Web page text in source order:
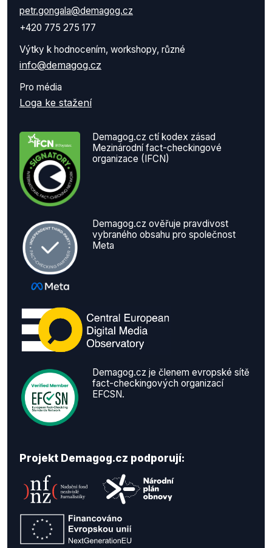
petr.gongala@demagog.cz
+420 775 275 177
Výtky k hodnocením, workshopy, různé
info@demagog.cz
Pro média
Loga ke stažení
Demagog.cz ctí kodex zásad
Mezinárodní fact-checkingové
organizace (IFCN)
Demagog.cz ověřuje pravdivost
vybraného obsahu pro společnost
Meta
Demagog.cz je členem evropské sítě
fact-checkingových organizací
EFCSN.
Projekt Demagog.cz podporují: